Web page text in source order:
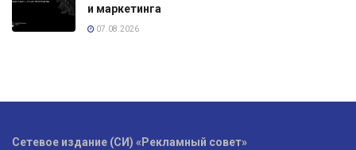
и маркетинга
07.08.2026
Сетевое издание (СИ) «Рекламный совет»